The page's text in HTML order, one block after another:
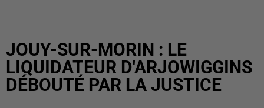
JOUY-SUR-MORIN : LE
LIQUIDATEUR D'ARJOWIGGINS
DÉBOUTÉ PAR LA JUSTICE